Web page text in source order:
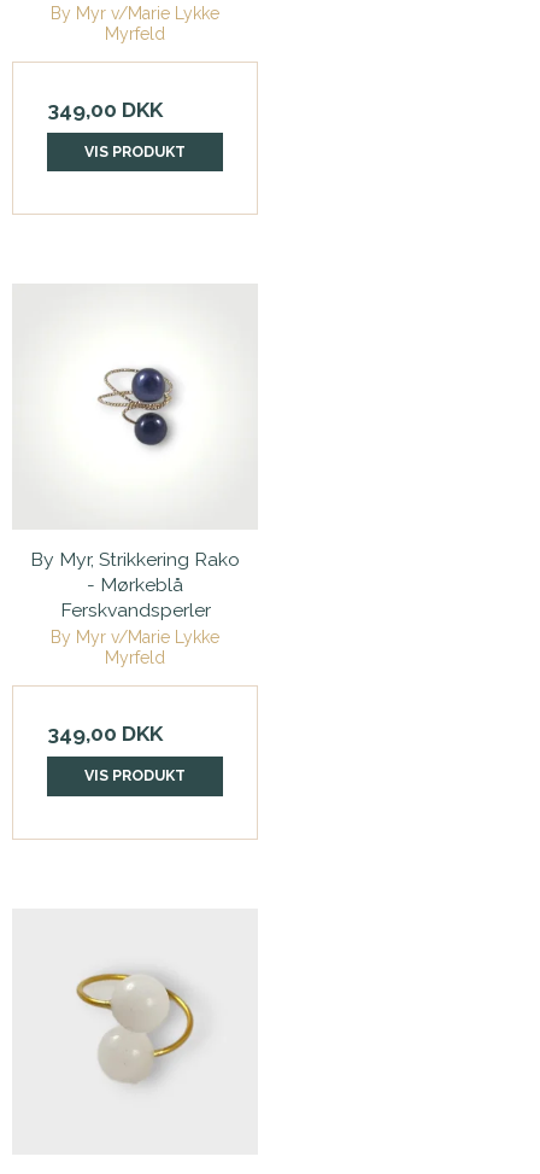
By Myr v/Marie Lykke
Myrfeld
349,00 DKK
VIS PRODUKT
By Myr, Strikkering Rako
- Mørkeblå
Ferskvandsperler
By Myr v/Marie Lykke
Myrfeld
349,00 DKK
VIS PRODUKT